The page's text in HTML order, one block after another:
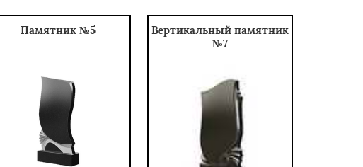
Памятник №5
Вертикальный памятник
№7